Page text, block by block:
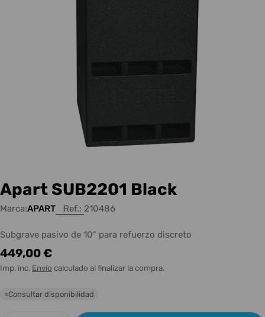
Apart SUB2201 Black
Marca:APART Ref.: 210486
Subgrave pasivo de 10" para refuerzo discreto
Precio
habitual
449,00 €
Imp. inc. Envío calculado al finalizar la compra.
○Consultar disponibilidad